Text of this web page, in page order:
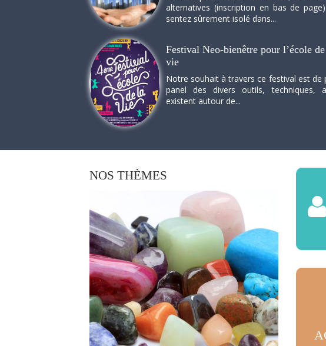
alternatives (inscription en bas de
sentez sûrement isolé dans...
Festival Neo-bienêtre pour l’école
vie
Notre souhait à travers ce festival est de
panel des divers outils, techniques,
existent autour de...
NOS THÈMES